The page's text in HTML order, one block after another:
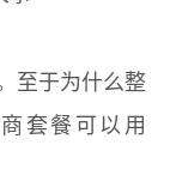
至于为什么整
套餐可以用